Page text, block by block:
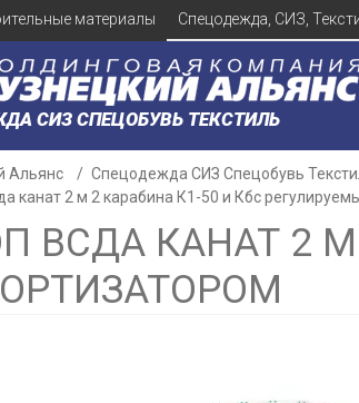
материалы Спецодежда, СИЗ,
СИЗ СПЕЦОБУВЬ ТЕКСТИЛЬ
Альянс Спецодежда СИЗ Спецобувь
канат 2 м 2 карабина К1-50 и Кбс
ВСДА КАНАТ 2